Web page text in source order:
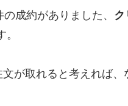
成約がありました、 ク
が取れると考えれば、